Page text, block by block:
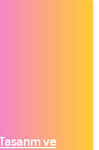
ve